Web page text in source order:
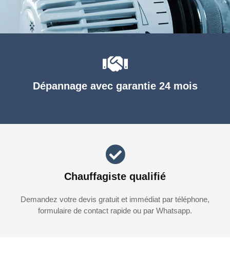
Dépannage avec garantie 24 mois
Chauffagiste qualifié
Demandez votre devis gratuit et immédiat par téléphone,
formulaire de contact rapide ou par Whatsapp.